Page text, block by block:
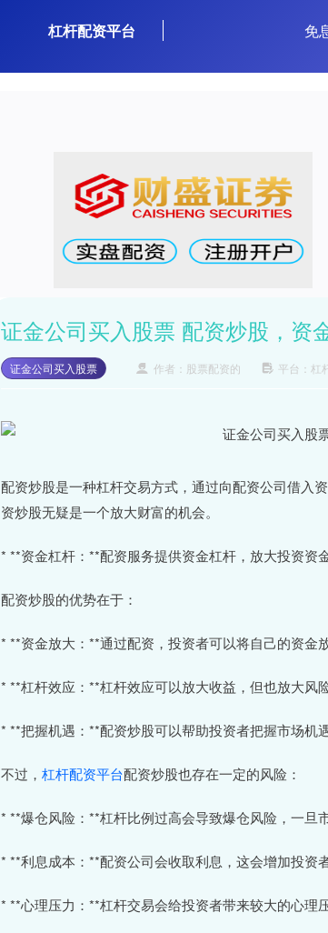
杠杆配资平台 免
证金公司买入股票 配资炒股，资
证金公司买入股票 作者：股票配资的 平台：杠
配资炒股是一种杠杆交易方式，通过向配资公司借入
资炒股无疑是一个放大财富的机会。
* **资金杠杆：**配资服务提供资金杠杆，放大投资资
配资炒股的优势在于：
* **资金放大：**通过配资，投资者可以将自己的资金
* **杠杆效应：**杠杆效应可以放大收益，但也放大风
* **把握机遇：**配资炒股可以帮助投资者把握市场机
不过， 杠杆配资平台配资炒股也存在一定的风险：
* **爆仓风险：**杠杆比例过高会导致爆仓风险，一旦
* **利息成本：**配资公司会收取利息，这会增加投资
* **心理压力：**杠杆交易会给投资者带来较大的心理